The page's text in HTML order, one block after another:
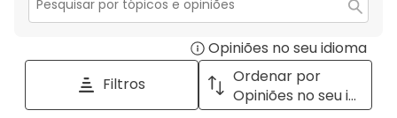
Secção
Opiniões no seu idioma
a
with
Filtros
Ordenar por
Opiniões no seu idioma